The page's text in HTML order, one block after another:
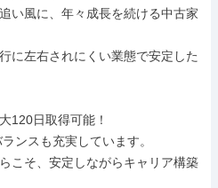
い風に、年々成長を続ける中古家
に左右されにくい業態で安定した
120日取得可能！
ンスも充実しています。
こそ、安定しながらキャリア構築